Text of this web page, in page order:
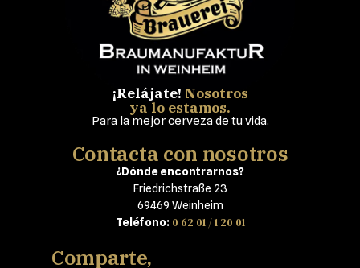
¡Relájate! Nosotros
ya lo estamos.
Para la mejor cerveza de tu vida.
Contacta con nosotros
¿Dónde encontrarnos?
Friedrichstraße 23
69469 Weinheim
Teléfono: 0 62 01 / 1 20 01
Comparte,